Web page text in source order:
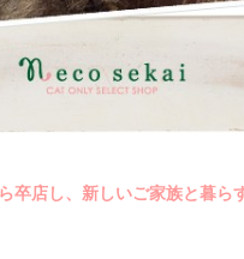
卒店し、新しいご家族と暮ら